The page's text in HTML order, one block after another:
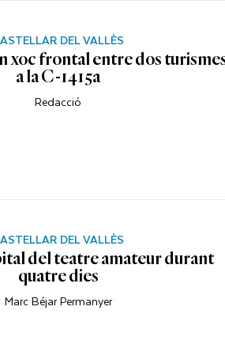
DEL VALLÈS
xoc frontal entre dos
a la C-1415a
Redacció
DEL VALLÈS
del teatre amateur durant
quatre dies
Marc Béjar Permanyer